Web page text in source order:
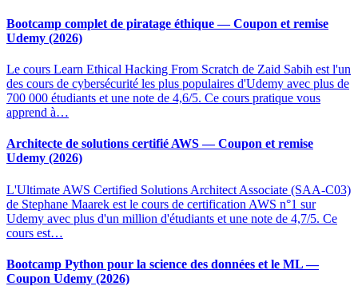
Bootcamp complet de piratage éthique — Coupon et remise
Udemy (2026)
Le cours Learn Ethical Hacking From Scratch de Zaid Sabih est l'un
des cours de cybersécurité les plus populaires d'Udemy avec plus de
700 000 étudiants et une note de 4,6/5. Ce cours pratique vous
apprend à…
Architecte de solutions certifié AWS — Coupon et remise
Udemy (2026)
L'Ultimate AWS Certified Solutions Architect Associate (SAA-C03)
de Stephane Maarek est le cours de certification AWS n°1 sur
Udemy avec plus d'un million d'étudiants et une note de 4,7/5. Ce
cours est…
Bootcamp Python pour la science des données et le ML —
Coupon Udemy (2026)